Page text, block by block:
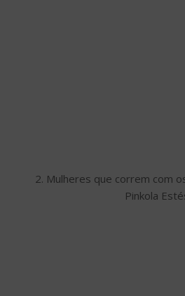
2. Mulheres que correm com
Pinkola